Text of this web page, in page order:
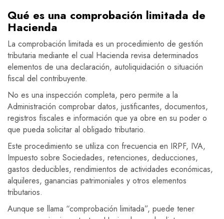
Qué es una comprobación limitada de
Hacienda
La comprobación limitada es un procedimiento de gestión
tributaria mediante el cual Hacienda revisa determinados
elementos de una declaración, autoliquidación o situación
fiscal del contribuyente.
No es una inspección completa, pero permite a la
Administración comprobar datos, justificantes, documentos,
registros fiscales e información que ya obre en su poder o
que pueda solicitar al obligado tributario.
Este procedimiento se utiliza con frecuencia en IRPF, IVA,
Impuesto sobre Sociedades, retenciones, deducciones,
gastos deducibles, rendimientos de actividades económicas,
alquileres, ganancias patrimoniales y otros elementos
tributarios.
Aunque se llama “comprobación limitada”, puede tener